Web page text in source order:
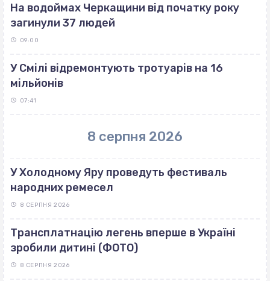
На водоймах Черкащини від початку року
загинули 37 людей
09:00
У Смілі відремонтують тротуарів на 16
мільйонів
07:41
8 серпня 2026
У Холодному Яру проведуть фестиваль
народних ремесел
8 СЕРПНЯ 2026
Трансплатнацію легень вперше в Україні
зробили дитині (ФОТО)
8 СЕРПНЯ 2026